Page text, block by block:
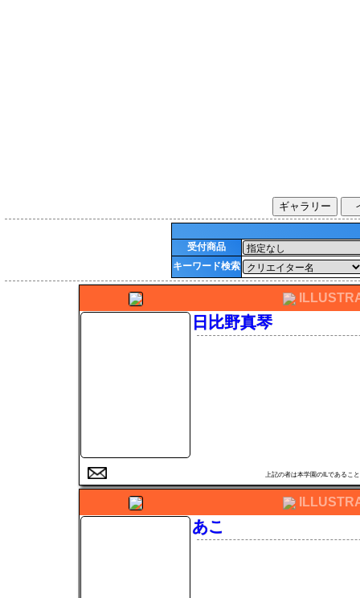
ギャラリー
受付商品
キーワード検索
日比野真琴
上記の者は本学園のILであるこ
あこ